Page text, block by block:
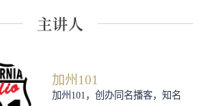
加州101
加州101，创办同名播客，知名